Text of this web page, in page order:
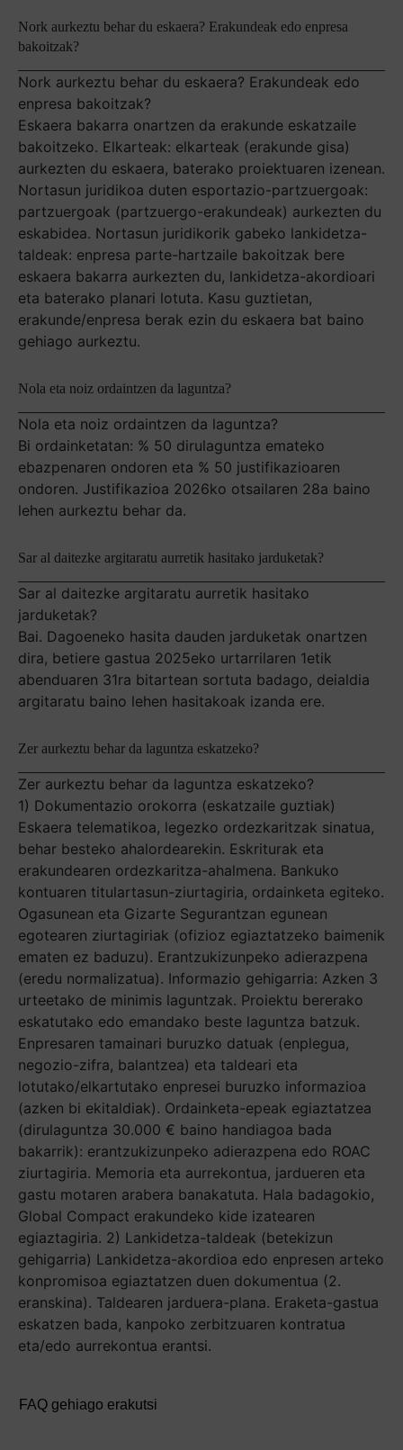
Nork aurkeztu behar du eskaera? Erakundeak edo enpresa
bakoitzak?
Nork aurkeztu behar du eskaera? Erakundeak edo
enpresa bakoitzak?
Eskaera bakarra onartzen da erakunde eskatzaile
bakoitzeko. Elkarteak: elkarteak (erakunde gisa)
aurkezten du eskaera, baterako proiektuaren izenean.
Nortasun juridikoa duten esportazio-partzuergoak:
partzuergoak (partzuergo-erakundeak) aurkezten du
eskabidea. Nortasun juridikorik gabeko lankidetza-
taldeak: enpresa parte-hartzaile bakoitzak bere
eskaera bakarra aurkezten du, lankidetza-akordioari
eta baterako planari lotuta. Kasu guztietan,
erakunde/enpresa berak ezin du eskaera bat baino
gehiago aurkeztu.
Nola eta noiz ordaintzen da laguntza?
Nola eta noiz ordaintzen da laguntza?
Bi ordainketatan: % 50 dirulaguntza emateko
ebazpenaren ondoren eta % 50 justifikazioaren
ondoren. Justifikazioa 2026ko otsailaren 28a baino
lehen aurkeztu behar da.
Sar al daitezke argitaratu aurretik hasitako jarduketak?
Sar al daitezke argitaratu aurretik hasitako
jarduketak?
Bai. Dagoeneko hasita dauden jarduketak onartzen
dira, betiere gastua 2025eko urtarrilaren 1etik
abenduaren 31ra bitartean sortuta badago, deialdia
argitaratu baino lehen hasitakoak izanda ere.
Zer aurkeztu behar da laguntza eskatzeko?
Zer aurkeztu behar da laguntza eskatzeko?
1) Dokumentazio orokorra (eskatzaile guztiak)
Eskaera telematikoa, legezko ordezkaritzak sinatua,
behar besteko ahalordearekin. Eskriturak eta
erakundearen ordezkaritza-ahalmena. Bankuko
kontuaren titulartasun-ziurtagiria, ordainketa egiteko.
Ogasunean eta Gizarte Segurantzan egunean
egotearen ziurtagiriak (ofizioz egiaztatzeko baimenik
ematen ez baduzu). Erantzukizunpeko adierazpena
(eredu normalizatua). Informazio gehigarria: Azken 3
urteetako de minimis laguntzak. Proiektu bererako
eskatutako edo emandako beste laguntza batzuk.
Enpresaren tamainari buruzko datuak (enplegua,
negozio-zifra, balantzea) eta taldeari eta
lotutako/elkartutako enpresei buruzko informazioa
(azken bi ekitaldiak). Ordainketa-epeak egiaztatzea
(dirulaguntza 30.000 € baino handiagoa bada
bakarrik): erantzukizunpeko adierazpena edo ROAC
ziurtagiria. Memoria eta aurrekontua, jardueren eta
gastu motaren arabera banakatuta. Hala badagokio,
Global Compact erakundeko kide izatearen
egiaztagiria. 2) Lankidetza-taldeak (betekizun
gehigarria) Lankidetza-akordioa edo enpresen arteko
konpromisoa egiaztatzen duen dokumentua (2.
eranskina). Taldearen jarduera-plana. Eraketa-gastua
eskatzen bada, kanpoko zerbitzuaren kontratua
eta/edo aurrekontua erantsi.
FAQ gehiago erakutsi